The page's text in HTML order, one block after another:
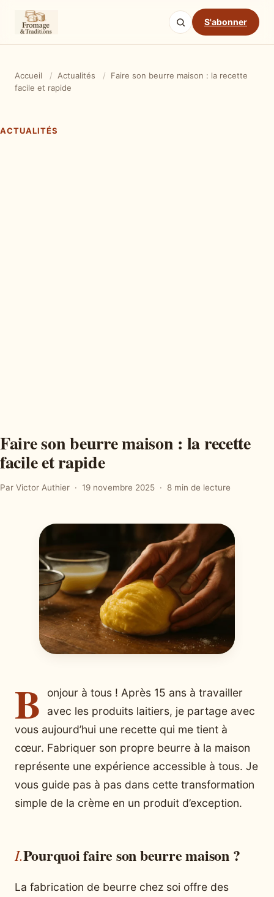
S'abonner
Accueil / Actualités /
Faire son beurre maison : la recette
facile et rapide
ACTUALITÉS
Faire son beurre maison : la recette
facile et rapide
Par Victor Authier 19 novembre 2025 8 min de lecture
B
onjour à tous ! Après 15 ans à travailler
avec les produits laitiers, je partage avec
vous aujourd’hui une recette qui me tient à
cœur. Fabriquer son propre beurre à la maison
représente une expérience accessible à tous. Je
vous guide pas à pas dans cette transformation
simple de la crème en un produit d’exception.
Pourquoi faire son beurre maison ?
La fabrication de beurre chez soi offre des